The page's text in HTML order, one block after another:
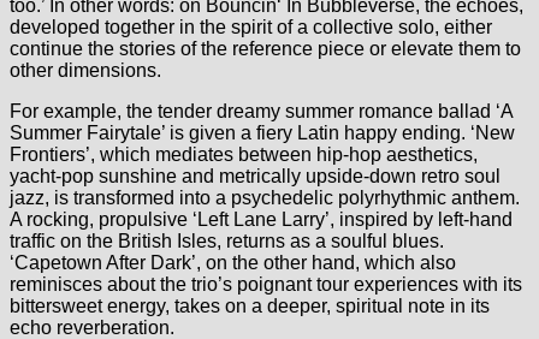
too.’ In other words: on Bouncin‘ In Bubbleverse, the echoes,
developed together in the spirit of a collective solo, either
continue the stories of the reference piece or elevate them to
other dimensions.
For example, the tender dreamy summer romance ballad ‘A
Summer Fairytale’ is given a fiery Latin happy ending. ‘New
Frontiers’, which mediates between hip-hop aesthetics,
yacht-pop sunshine and metrically upside-down retro soul
jazz, is transformed into a psychedelic polyrhythmic anthem.
A rocking, propulsive ‘Left Lane Larry’, inspired by left-hand
traffic on the British Isles, returns as a soulful blues.
‘Capetown After Dark’, on the other hand, which also
reminisces about the trio’s poignant tour experiences with its
bittersweet energy, takes on a deeper, spiritual note in its
echo reverberation.